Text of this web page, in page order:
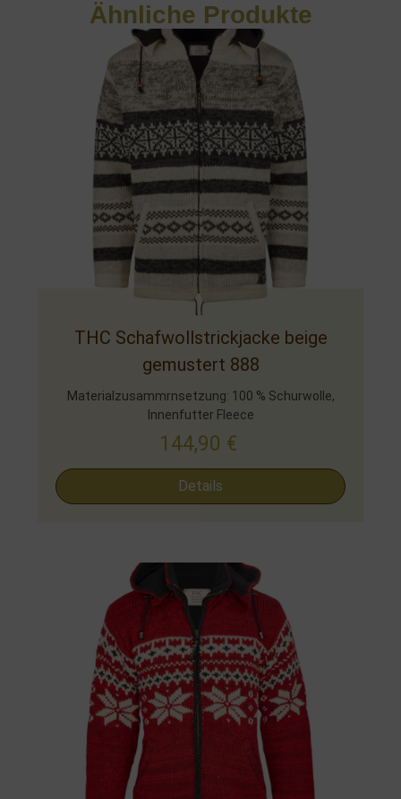
Ähnliche Produkte
THC Schafwollstrickjacke beige
gemustert 888
Materialzusammrnsetzung: 100 % Schurwolle,
Innenfutter Fleece
144,90 €
Details